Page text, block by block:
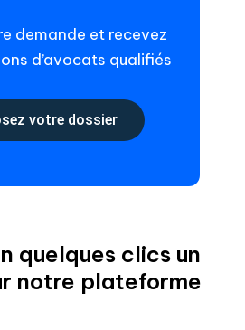
demande et recevez
d’avocats qualifiés
votre dossier
quelques clics un
notre plateforme